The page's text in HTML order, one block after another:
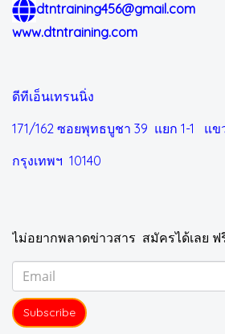
dtntraining456@gmail.com
www.dtntraining.com
ดีทีเอ็นเทรนนิ่ง
171/162 ซอยพุทธบูชา 39 แยก 1-1 แข
กรุงเทพฯ 10140
ไม่อยากพลาดข่าวสาร สมัครได้เลย ฟ
Subscribe